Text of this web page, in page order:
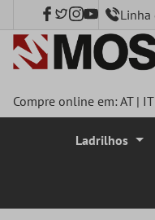
principal Linha
Compre online em:AT| IT
Ladrilhos